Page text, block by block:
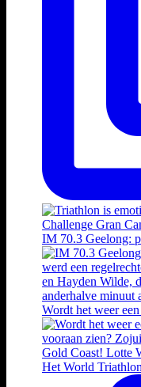
IM 70.3 Geelong:
Wordt het weer
Het World